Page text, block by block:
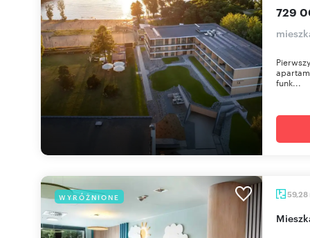
729
funk...
WYRÓŻNIONE 59,28